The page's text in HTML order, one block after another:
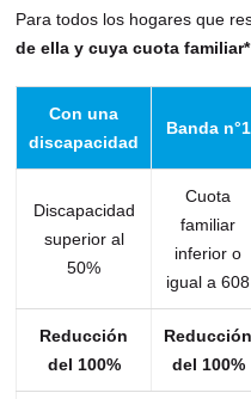
Para todos los hogares que
de ella y cuya cuota
Con una
discapacidad
Banda n°1
Discapacidad
superior al
50%
Cuota
familiar
inferior o
igual a 608
Reducción
del 100%
Reducción
del 100%